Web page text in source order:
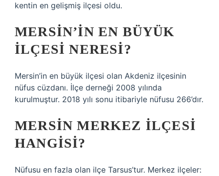
kentin en gelişmiş ilçesi oldu.
MERSIN’IN EN BÜYÜK
ILÇESI NERESI?
Mersin’in en büyük ilçesi olan Akdeniz ilçesinin
nüfus cüzdanı. İlçe derneği 2008 yılında
kurulmuştur. 2018 yılı sonu itibariyle nüfusu 266’dır.
MERSIN MERKEZ ILÇESI
HANGISI?
Nüfusu en fazla olan ilçe Tarsus’tur. Merkez ilçeler: